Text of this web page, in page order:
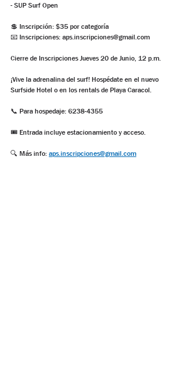
- SUP Surf Open
💲 Inscripción: $35 por categoría
📧 Inscripciones: aps.inscripciones@gmail.com
Cierre de Inscripciones Jueves 20 de Junio, 12 p.m.
¡Vive la adrenalina del surf! Hospédate en el nuevo
Surfside Hotel o en los rentals de Playa Caracol.
📞 Para hospedaje: 6238-4355
🎟️ Entrada incluye estacionamiento y acceso.
🔍 Más info: aps.inscripciones@gmail.com